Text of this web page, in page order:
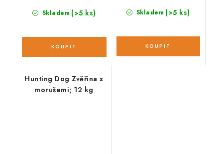
Skladem (>5 ks) Skladem (>5 ks)
Hunting Dog Zvěřina s
morušemi; 12 kg